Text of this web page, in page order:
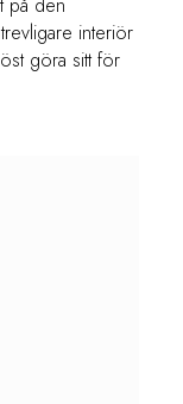
på den
interiör
göra sitt för